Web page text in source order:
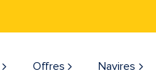
Offres Navires